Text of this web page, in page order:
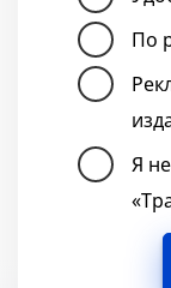
По
Я